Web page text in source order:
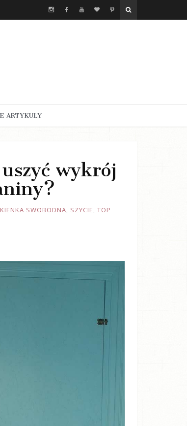
ARTYKUŁY
wykrój
SWOBODNA, SZYCIE, TOP